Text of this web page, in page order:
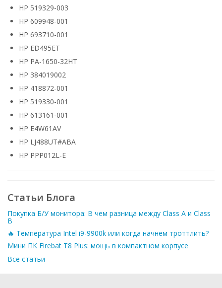
HP 519329-003
HP 609948-001
HP 693710-001
HP ED495ET
HP PA-1650-32HT
HP 384019002
HP 418872-001
HP 519330-001
HP 613161-001
HP E4W61AV
HP LJ488UT#ABA
HP PPP012L-E
Статьи Блога
Покупка Б/У монитора: В чем разница между Class A и Class
B
🔥 Температура Intel i9-9900k или когда начнем троттлить?
Мини ПК Firebat T8 Plus: мощь в компактном корпусе
Все статьи